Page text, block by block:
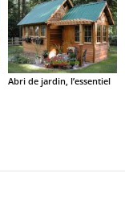
Abri de jardin, l’essentiel